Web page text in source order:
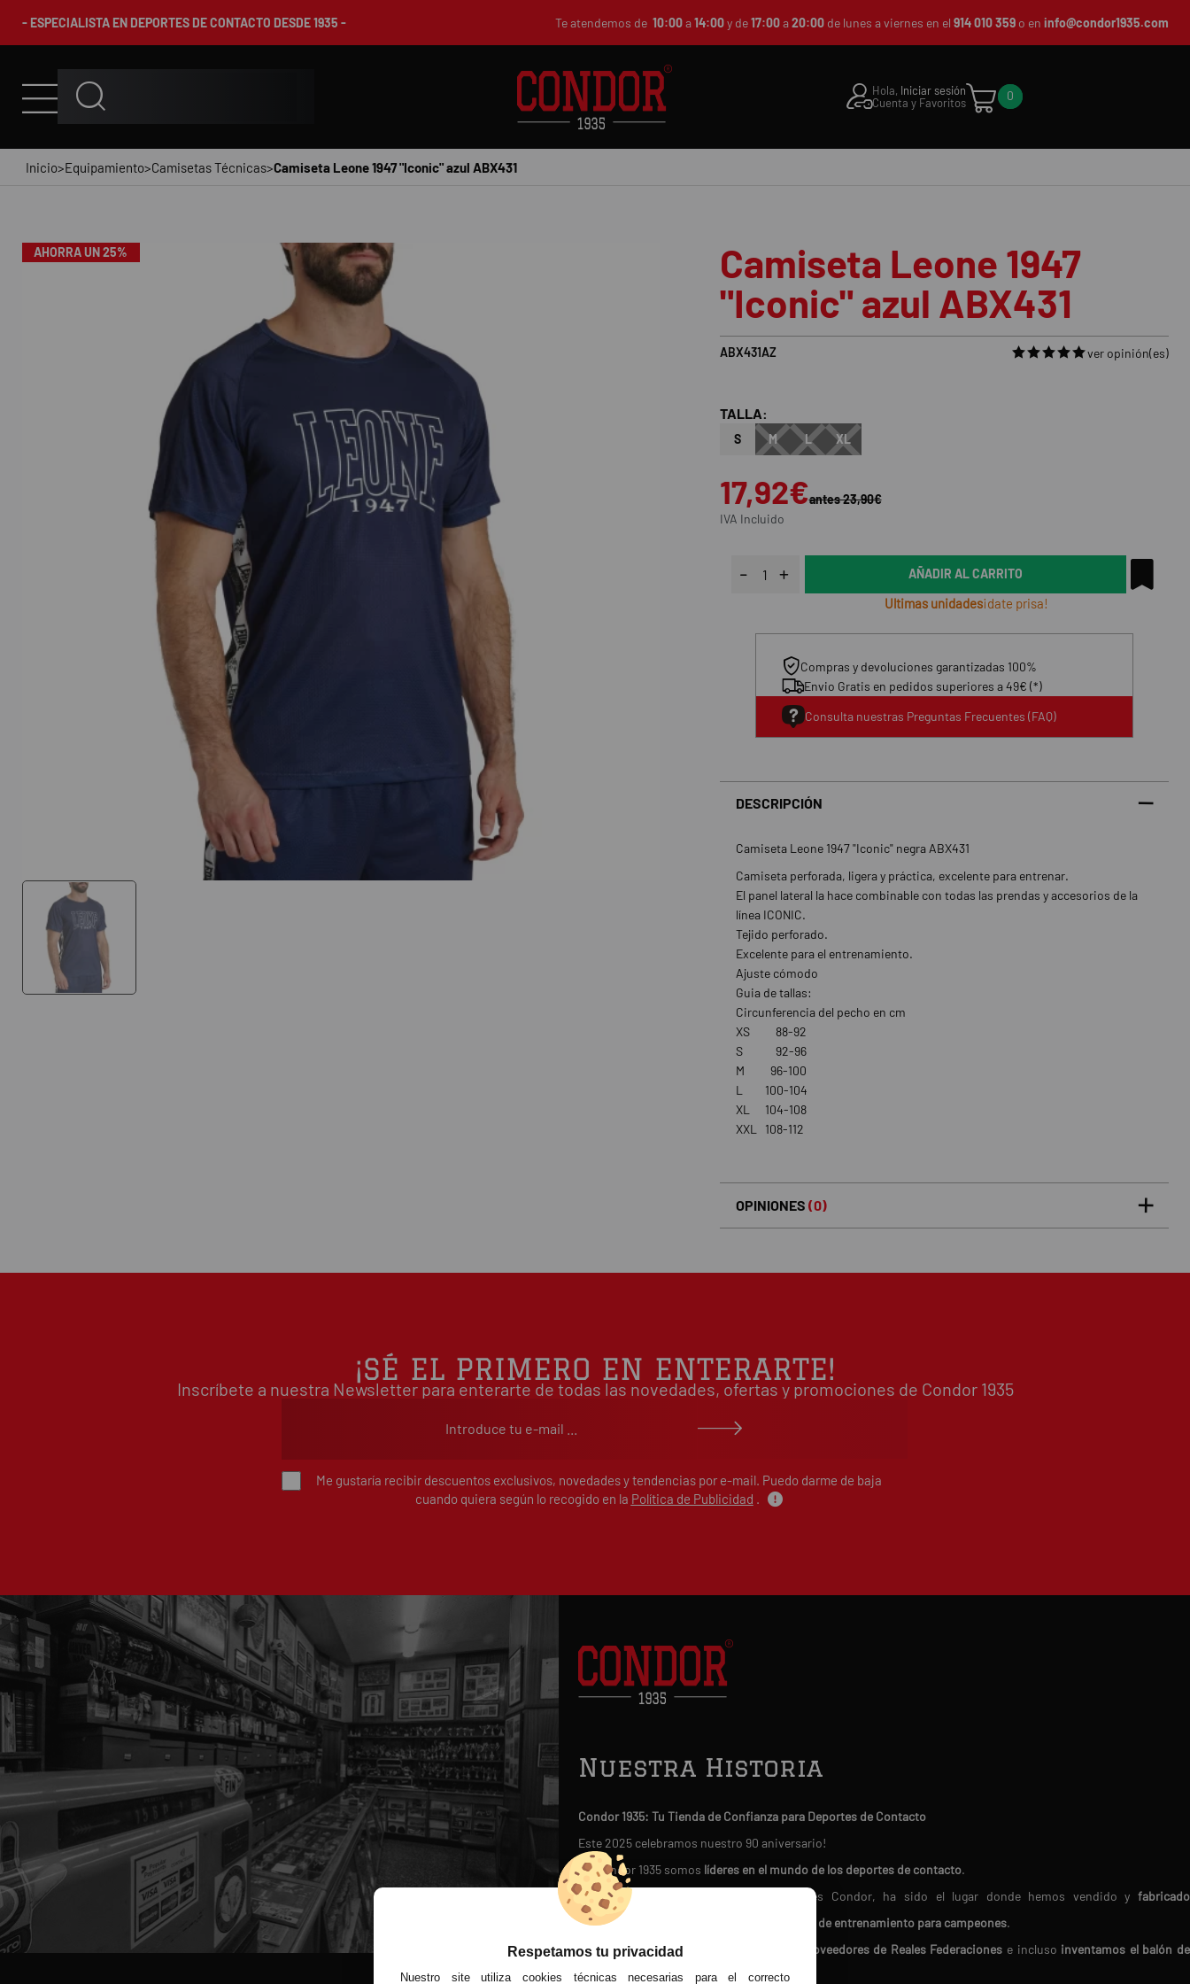
- ESPECIALISTA EN DEPORTES DE CONTACTO DESDE 1935 - Te atendemos de 10:00a14:00y de17:00a20:00de lunes a viernes en el 914 010 359o en info@condor1935.com
Hola, Iniciar sesión
Cuenta y Favoritos
0
Inicio>Equipamiento>Camisetas Técnicas>Camiseta Leone 1947 "Iconic" azul ABX431
AHORRA UN 25%
Camiseta Leone 1947
"Iconic" azul ABX431
ABX431AZ ver opinión(es)
TALLA:
S M L XL
17,92€antes 23,90€
IVA Incluido
AÑADIR AL CARRITO
Ultimas unidades¡date prisa!
Compras y devoluciones garantizadas 100%
Envio Gratis en pedidos superiores a 49€ (*)
Consulta nuestras Preguntas Frecuentes (FAQ)
DESCRIPCIÓN
Camiseta Leone 1947 "Iconic" negra ABX431
Camiseta perforada, ligera y práctica, excelente para entrenar.
El panel lateral la hace combinable con todas las prendas y accesorios de la
línea ICONIC.
Tejido perforado.
Excelente para el entrenamiento.
Ajuste cómodo
Guia de tallas:
Circunferencia del pecho en cm
XS
88-92
S
92-96
M
96-100
L
100-104
XL
104-108
XXL
108-112
OPINIONES (0)
5 estrellas
0%
Escribe tu opinión sobre este artículo
¡SÉ EL PRIMERO EN ENTERARTE!
Inscríbete a nuestra Newsletter para enterarte de todas las novedades, ofertas y promociones de Condor 1935
Me gustaría recibir descuentos exclusivos, novedades y tendencias por e-mail. Puedo darme de baja
cuando quiera según lo recogido en la Política de Publicidad
Nuestra Historia
Condor 1935: Tu Tienda de Confianza para Deportes de Contacto
Este 2025 celebramos nuestro 90 aniversario!
En Condor 1935 somos líderes en el mundo de los deportes de contacto.
Nuestra legendaria tienda física, Deportes Condor, ha sido el lugar donde hemos vendido y fabricado
artesanalmente guantes de boxeo y material de entrenamiento para campeones.
Nuestra historia nos avala: hemos sido
proveedores de Reales Federaciones e incluso inventamos el balón de
fútbol moderno en 1950.
Respetamos tu privacidad
Nuestro site utiliza cookies técnicas necesarias para el correcto